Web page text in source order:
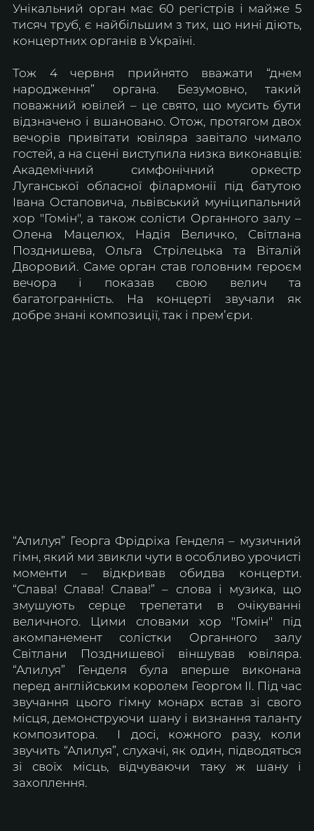
Унікальний орган має 60 регістрів і майже 5
тисяч труб, є найбільшим з тих, що нині діють,
концертних органів в Україні.
Тож 4 червня прийнято вважати “днем
народження” органа. Безумовно, такий
поважний ювілей – це свято, що мусить бути
відзначено і вшановано. Отож, протягом двох
вечорів привітати ювіляра завітало чимало
гостей, а на сцені виступила низка виконавців:
Академічний симфонічний оркестр
Луганської обласної філармонії під батутою
Івана Остаповича, львівський муніципальний
хор "Гомін", а також солісти Органного залу –
Олена Мацелюх, Надія Величко, Світлана
Позднишева, Ольга Стрілецька та Віталій
Дворовий. Саме орган став головним героєм
вечора і показав свою велич та
багатогранність. На концерті звучали як
добре знані композиції, так і премʼєри.
“Алилуя” Георга Фрідріха Генделя – музичний
гімн, який ми звикли чути в особливо урочисті
моменти – відкривав обидва концерти.
“Слава! Слава! Слава!” – слова і музика, що
змушують серце трепетати в очікуванні
величного. Цими словами хор "Гомін" під
акомпанемент солістки Органного залу
Світлани Позднишевої віншував ювіляра.
“Алилуя” Генделя була вперше виконана
перед англійським королем Георгом II. Під час
звучання цього гімну монарх встав зі свого
місця, демонструючи шану і визнання таланту
композитора.  І досі, кожного разу, коли
звучить “Алилуя”, слухачі, як один, підводяться
зі своїх місць, відчуваючи таку ж шану і
захоплення.